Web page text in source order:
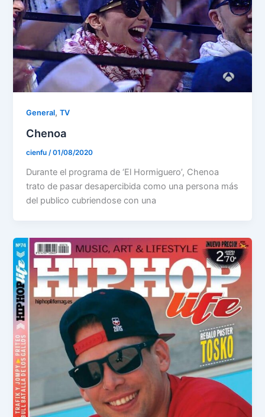
General,TV
Chenoa
cienfu/01/08/2020
Durante el programa de ‘El Hormiguero’, Chenoa
trato de pasar desapercibida como una persona más
del publico cubriendose con una